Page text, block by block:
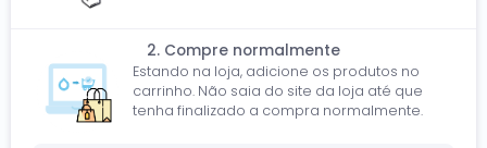
2. Compre normalmente
Estando na loja, adicione os produtos no
carrinho. Não saia do site da loja até que
tenha finalizado a compra normalmente.